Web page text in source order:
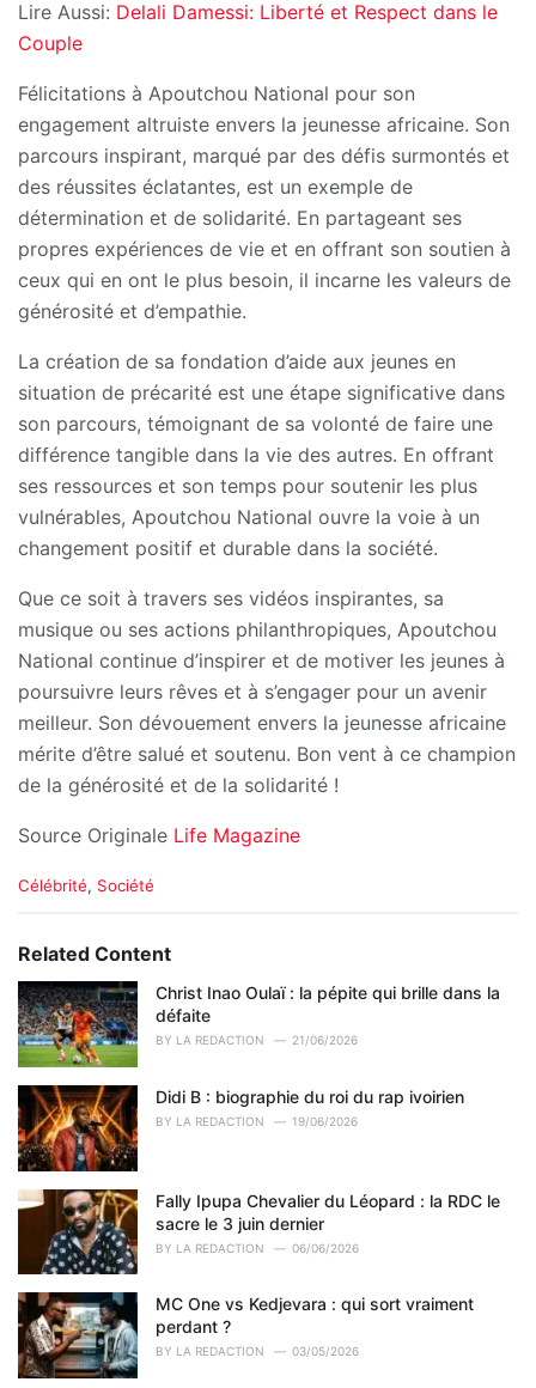
Lire Aussi: Delali Damessi: Liberté et Respect dans le
Couple
Félicitations à Apoutchou National pour son
engagement altruiste envers la jeunesse africaine. Son
parcours inspirant, marqué par des défis surmontés et
des réussites éclatantes, est un exemple de
détermination et de solidarité. En partageant ses
propres expériences de vie et en offrant son soutien à
ceux qui en ont le plus besoin, il incarne les valeurs de
générosité et d’empathie.
La création de sa fondation d’aide aux jeunes en
situation de précarité est une étape significative dans
son parcours, témoignant de sa volonté de faire une
différence tangible dans la vie des autres. En offrant
ses ressources et son temps pour soutenir les plus
vulnérables, Apoutchou National ouvre la voie à un
changement positif et durable dans la société.
Que ce soit à travers ses vidéos inspirantes, sa
musique ou ses actions philanthropiques, Apoutchou
National continue d’inspirer et de motiver les jeunes à
poursuivre leurs rêves et à s’engager pour un avenir
meilleur. Son dévouement envers la jeunesse africaine
mérite d’être salué et soutenu. Bon vent à ce champion
de la générosité et de la solidarité !
Source Originale Life Magazine
C
e
o
r
i
e
Célébrité, Société
Related Content
Christ Inao Oulaï : la pépite qui brille dans la
défaite
BY LA REDACTION 21/06/2026
Didi B : biographie du roi du rap ivoirien
BY LA REDACTION 19/06/2026
Fally Ipupa Chevalier du Léopard : la RDC le
sacre le 3 juin dernier
BY LA REDACTION 06/06/2026
MC One vs Kedjevara : qui sort vraiment
perdant ?
BY LA REDACTION 03/05/2026